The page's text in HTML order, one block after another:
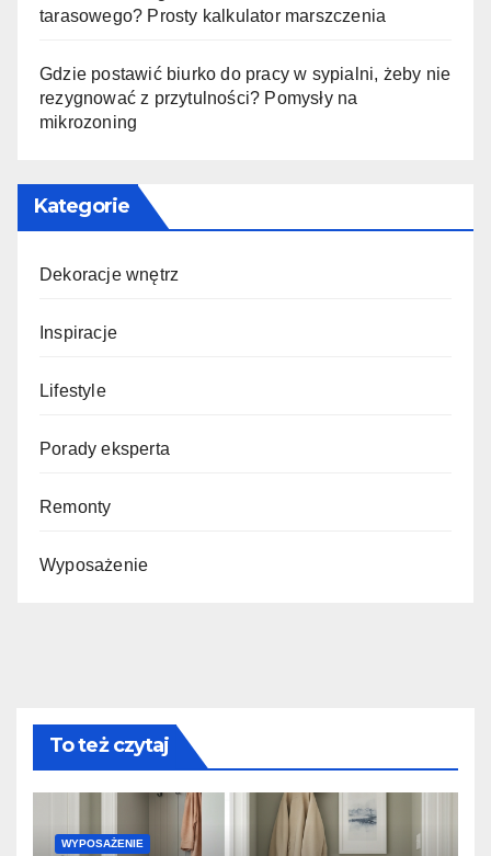
tarasowego? Prosty kalkulator marszczenia
Gdzie postawić biurko do pracy w sypialni, żeby nie
rezygnować z przytulności? Pomysły na
mikrozoning
Kategorie
Dekoracje wnętrz
Inspiracje
Lifestyle
Porady eksperta
Remonty
Wyposażenie
To też czytaj
WYPOSAŻENIE